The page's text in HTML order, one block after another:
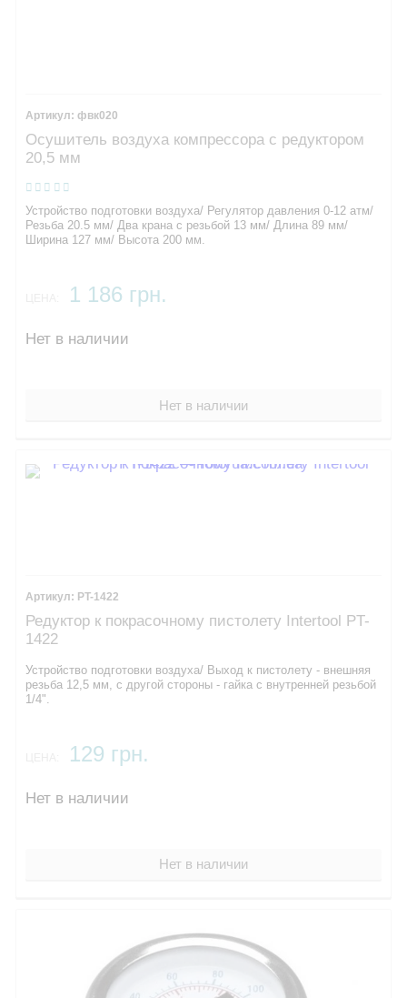
фвк020
Осушитель воздуха компрессора с редуктором
20,5 мм
Устройство подготовки воздуха/ Регулятор давления 0-12 атм/
Резьба 20.5 мм/ Два крана с резьбой 13 мм/ Длина 89 мм/
Ширина 127 мм/ Высота 200 мм.
1 186 грн.
Нет в наличии
Нет в наличии
PT-1422
Редуктор к покрасочному пистолету Intertool PT-
1422
Устройство подготовки воздуха/ Выход к пистолету - внешняя
резьба 12,5 мм, с другой стороны - гайка с внутренней резьбой
1/4".
129 грн.
Нет в наличии
Нет в наличии